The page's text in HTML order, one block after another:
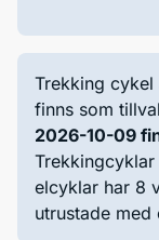
Trekking
finns som
2026-10-09
elcyklar har 8
utrustade